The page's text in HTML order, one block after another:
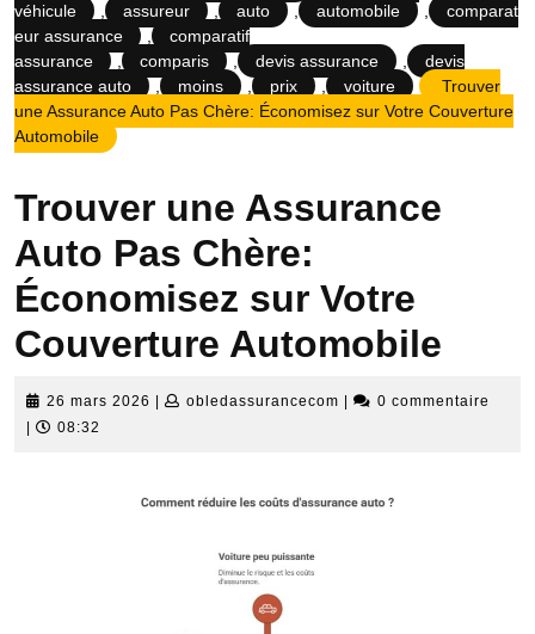
véhicule
assureur auto automobile
comparat
eur assurance
comparatif
assurance
comparis devis assurance
devis
assurance auto
moins prix voiture
Trouver
une Assurance Auto Pas Chère: Économisez sur Votre Couverture
Automobile
Trouver une Assurance
Auto Pas Chère:
Économisez sur Votre
Couverture Automobile
26 mars 2026 26
obledassurancecom obledassurancecom
0 commentaire
08:32